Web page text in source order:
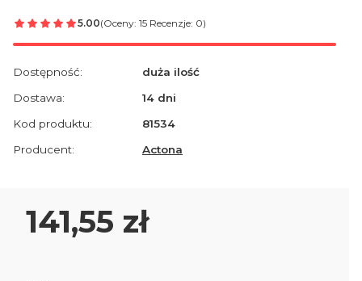
5.00(Oceny: 15 Recenzje: 0)
Dostępność:
duża ilość
Dostawa:
14 dni
Kod produktu:
81534
Producent:
Actona
Cena
141,55 zł